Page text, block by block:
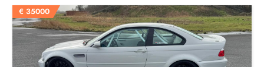
€ 35000